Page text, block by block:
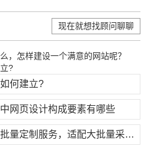
现在就想找顾问聊聊
，怎样建设一个满意的网站呢？
?
何建立?
网页设计构成要素有哪些
五金企业官网批量定制服务，适配大批量采购需求